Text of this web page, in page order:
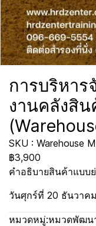
การบริหาร
งานคลังสิ
SKU : Warehouse
฿3,900
คำอธิบายสินค้าแบบ
วันศุกร์ที่ 20 ธันวาค
หมวดหมู่:หมวดพัฒน